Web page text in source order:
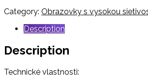
Category: Obrazovky s vysokou
Description
Description
Technické vlastnosti: